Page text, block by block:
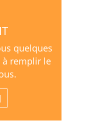
quelques
à remplir le